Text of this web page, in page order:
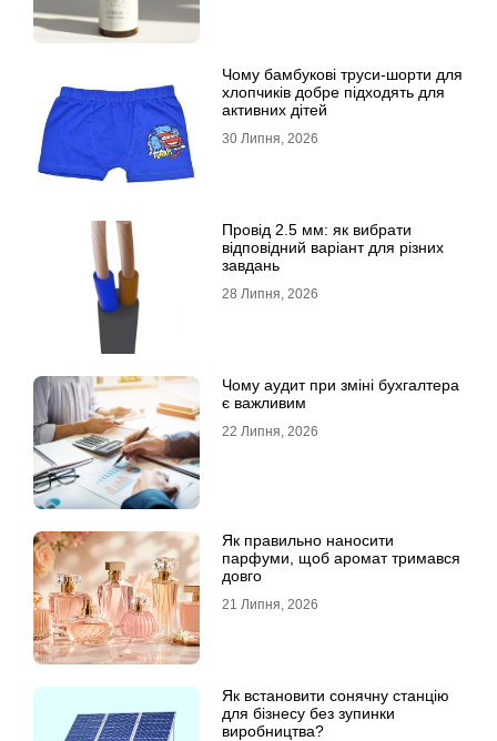
Чому бамбукові труси-шорти для
хлопчиків добре підходять для
активних дітей
30 Липня, 2026
Провід 2.5 мм: як вибрати
відповідний варіант для різних
завдань
28 Липня, 2026
Чому аудит при зміні бухгалтера
є важливим
22 Липня, 2026
Як правильно наносити
парфуми, щоб аромат тримався
довго
21 Липня, 2026
Як встановити сонячну станцію
для бізнесу без зупинки
виробництва?